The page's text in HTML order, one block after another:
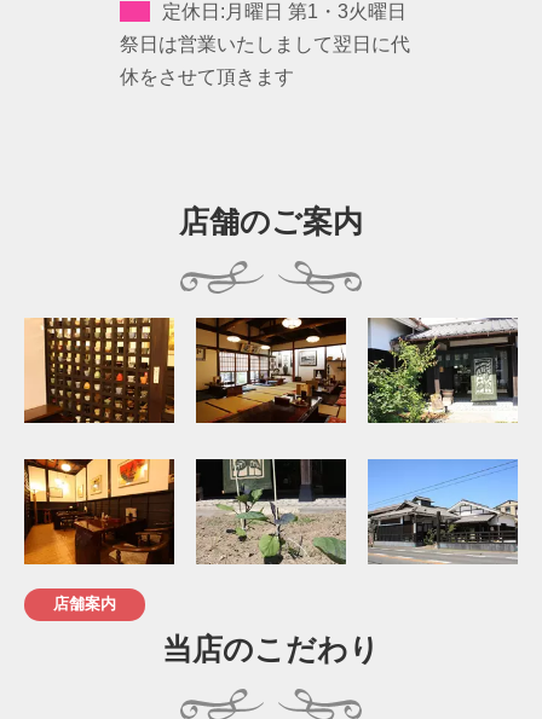
定休日:月曜日 第1・3火曜日
祭日は営業いたしまして翌日に代
休をさせて頂きます
店舗のご案内
店舗案内
当店のこだわり